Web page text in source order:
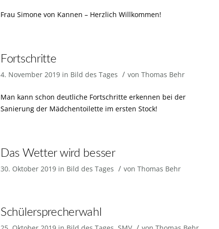
Frau Simone von Kannen – Herzlich Willkommen!
Fortschritte
4. November 2019 in Bild des Tages / von Thomas Behr
Man kann schon deutliche Fortschritte erkennen bei der
Sanierung der Mädchentoilette im ersten Stock!
Das Wetter wird besser
30. Oktober 2019 in Bild des Tages / von Thomas Behr
Schülersprecherwahl